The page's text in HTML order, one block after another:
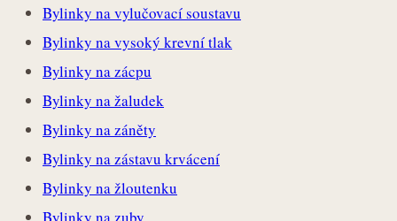
Bylinky na vylučovací soustavu
Bylinky na vysoký krevní tlak
Bylinky na zácpu
Bylinky na žaludek
Bylinky na záněty
Bylinky na zástavu krvácení
Bylinky na žloutenku
Bylinky na zuby